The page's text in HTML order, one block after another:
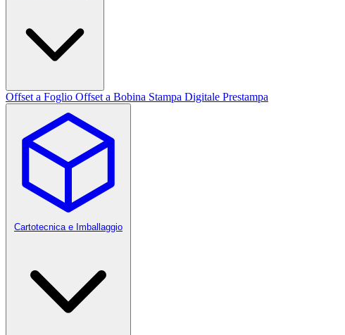
Offset a Foglio Offset a Bobina Stampa Digitale Prestampa
Cartotecnica e Imballaggio